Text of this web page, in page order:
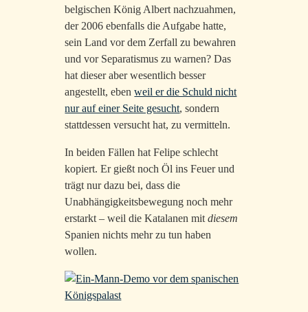
belgischen König Albert nachzuahmen,
der 2006 ebenfalls die Aufgabe hatte,
sein Land vor dem Zerfall zu bewahren
und vor Separatismus zu warnen? Das
hat dieser aber wesentlich besser
angestellt, ebenweil er die Schuld nicht
nur auf einer Seite gesucht, sondern
stattdessen versucht hat, zu vermitteln.
In beiden Fällen hat Felipe schlecht
kopiert. Er gießt noch Öl ins Feuer und
trägt nur dazu bei, dass die
Unabhängigkeitsbewegung noch mehr
erstarkt – weil die Katalanen mitdiesem
Spanien nichts mehr zu tun haben
wollen.